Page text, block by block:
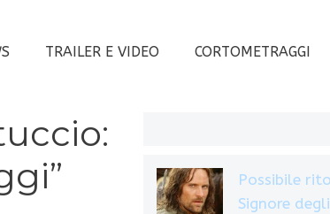
TRAILER E VIDEO CORTOMETRAGGI
Possibile
Signore